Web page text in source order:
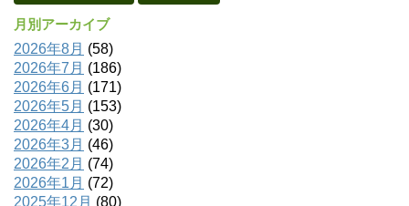
月別アーカイブ
2026年8月 (58)
2026年7月 (186)
2026年6月 (171)
2026年5月 (153)
2026年4月 (30)
2026年3月 (46)
2026年2月 (74)
2026年1月 (72)
2025年12月 (80)